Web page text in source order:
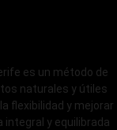
es un método de
naturales y útiles
flexibilidad y mejorar
integral y equilibrada